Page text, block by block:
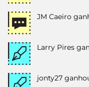
JM Caeiro
Larry Pires
jonty27